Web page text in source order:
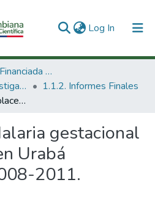
Log In (current)
1. Investigación Financiada con Recursos Públicos
1.1 Productos de investigación
1.1.2. Informes Finales
Malaria gestacional y placentaria en Urabá antioqueño, 2008-2011.
gestacional
Urabá
2011.